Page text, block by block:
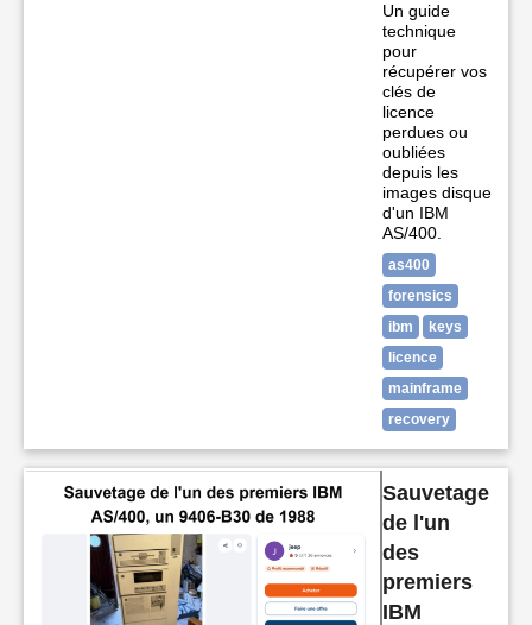
Un guide
technique
pour
récupérer vos
clés de
licence
perdues ou
oubliées
depuis les
images disque
d'un IBM
AS/400.
as400
forensics
ibm
keys
licence
mainframe
recovery
Sauvetage
de l'un
des
premiers
IBM